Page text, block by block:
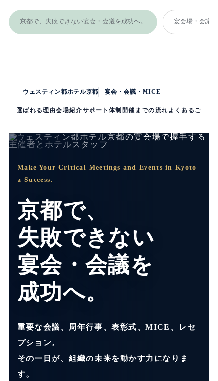
京都で、失敗できない宴会・会議を成功へ。 宴会場・会議
ウェスティン都ホテル京都 宴会・会議・MICE
選ばれる理由会場紹介サポート体制 開催までの流れ よくあるご質問
Make Your Critical Meetings and Events in Kyoto
a Success.
京都で、
失敗できない
宴会・会議を
成功へ。
重要な会議、周年行事、表彰式、MICE、レセ
プション。
その一日が、組織の未来を動かす力になりま
す。